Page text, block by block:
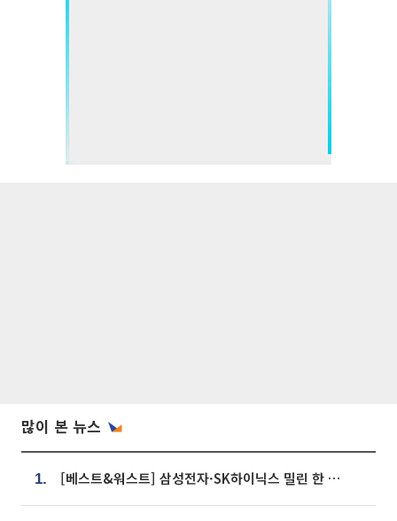
많이 본 뉴스
1. [베스트&워스트] 삼성전자·SK하이닉스 밀린 한 주…상상인증권은 85% 급등